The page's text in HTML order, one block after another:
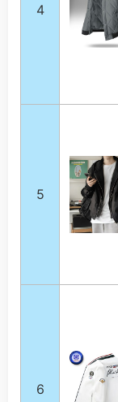
4
5
6